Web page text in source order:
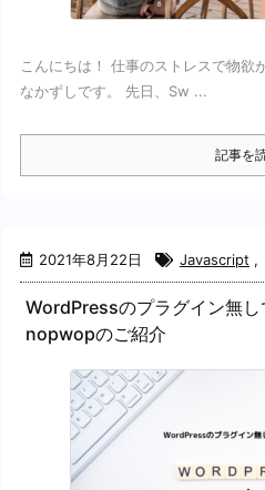
こんにちは！ 仕事のストレスで物欲
なかずしです。 先日、Sw ...
記事を
2021年8月22日 Javascript ,
WordPressのプラグイン無
nopwopのご紹介